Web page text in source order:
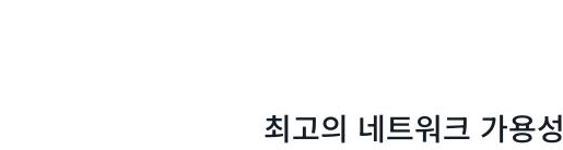
최고의 네트워크 가용성